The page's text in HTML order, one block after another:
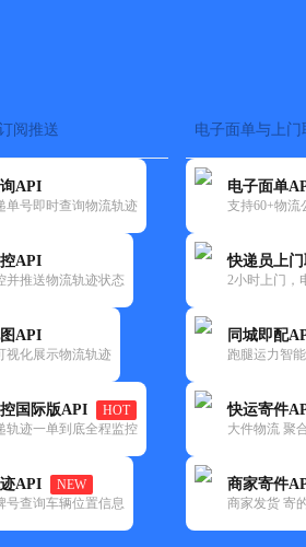
阅推送
API
单号即时查询物流轨迹
API
并推送物流轨迹状态
API
视化展示物流轨迹
国际版API
HOT
轨迹一单到底全程监控
API
NEW
号查询车辆位置信息
电子面单与上门
电子面单
支持60+物流
快递员上
2小时上门，
同城即配
跑腿运力智
快运寄件
大件物流 聚
商家寄件
商家发货 寄
快运大全 快递时效
城公司
：2022-07-12 00:00:00